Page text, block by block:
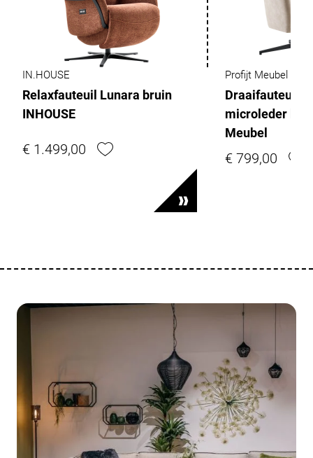
IN.HOUSE
Relaxfauteuil Lunara bruin
INHOUSE
€ 1.499,00
Profijt Meubel
Draaifauteuil
microleder
Meubel
€ 799,00